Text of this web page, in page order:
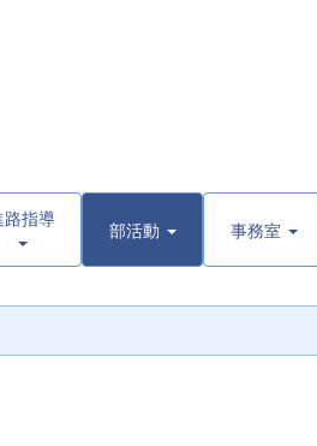
路指導 部活動 事務室